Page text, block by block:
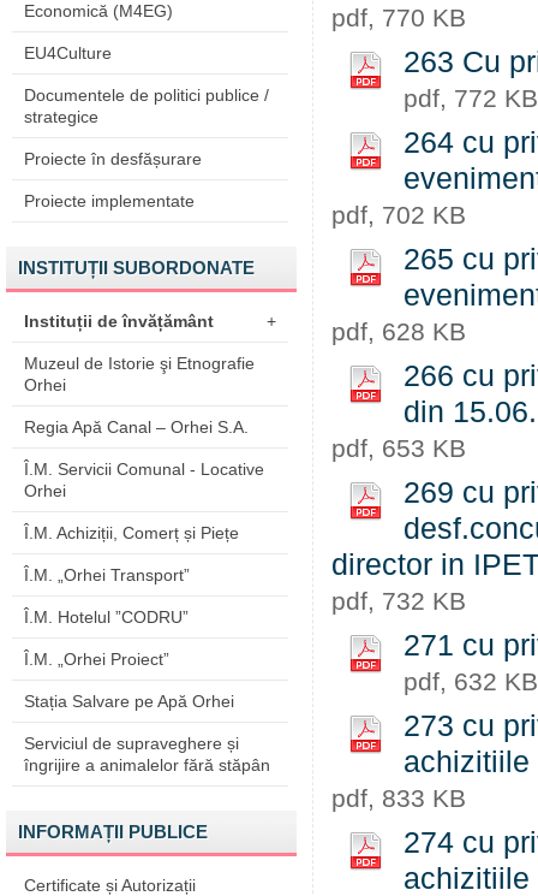
Economică (M4EG)
EU4Culture
Documentele de politici publice /
strategice
Proiecte în desfășurare
Proiecte implementate
INSTITUȚII SUBORDONATE
Instituții de învățământ +
Muzeul de Istorie şi Etnografie
Orhei
Regia Apă Canal – Orhei S.A.
Î.M. Servicii Comunal - Locative
Orhei
Î.M. Achiziții, Comerț și Piețe
Î.M. „Orhei Transport”
Î.M. Hotelul ”CODRU”
Î.M. „Orhei Proiect”
Stația Salvare pe Apă Orhei
Serviciul de supraveghere și
îngrijire a animalelor fără stăpân
INFORMAȚII PUBLICE
Certificate și Autorizații
pdf, 770 KB
263 Cu
pdf, 772 KB
264 cu
pdf, 702 KB
265 cu
pdf, 628 KB
266 cu
din
pdf, 653 KB
269 cu
director in
pdf, 732 KB
271 cu
pdf, 632 KB
273 cu
achizitiile
pdf, 833 KB
274 cu
achizitiile